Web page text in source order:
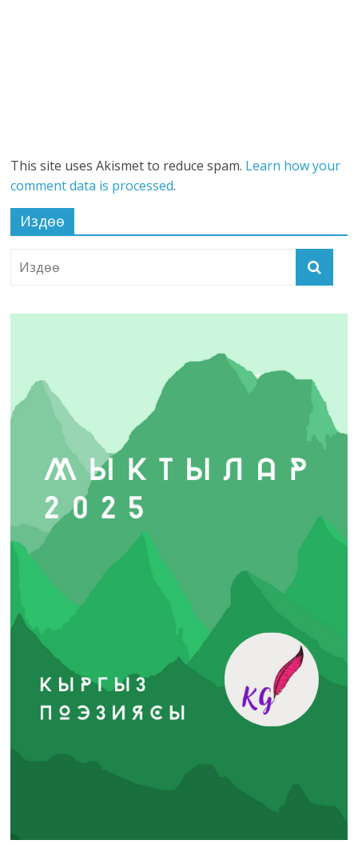
This site uses Akismet to reduce spam. Learn how your
comment data is processed.
Издөө